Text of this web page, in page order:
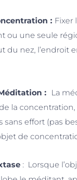
: Fixer
ou une seule
du nez, l’endroit
:
La
la
sans effort (pas
de
: Lorsque